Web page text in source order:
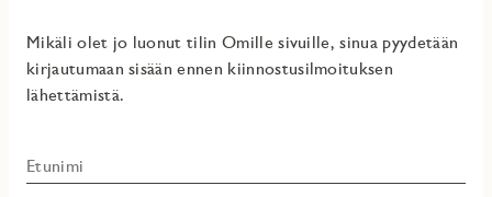
Mikäli olet jo luonut tilin Omille sivuille, sinua pyydetään
kirjautumaan sisään ennen kiinnostusilmoituksen
lähettämistä.
Etunimi